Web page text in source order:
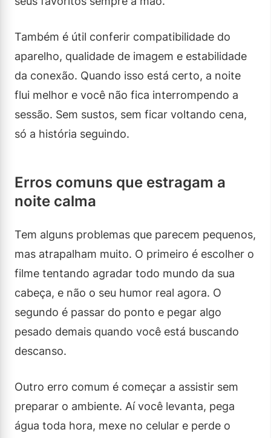
Também é útil conferir compatibilidade do
aparelho, qualidade de imagem e estabilidade
da conexão. Quando isso está certo, a noite
flui melhor e você não fica interrompendo a
sessão. Sem sustos, sem ficar voltando cena,
só a história seguindo.
Erros comuns que estragam a
noite calma
Tem alguns problemas que parecem pequenos,
mas atrapalham muito. O primeiro é escolher o
filme tentando agradar todo mundo da sua
cabeça, e não o seu humor real agora. O
segundo é passar do ponto e pegar algo
pesado demais quando você está buscando
descanso.
Outro erro comum é começar a assistir sem
preparar o ambiente. Aí você levanta, pega
água toda hora, mexe no celular e perde o